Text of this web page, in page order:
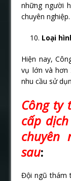
những người
chuyên nghiệp.
Loại
Hiện nay,
vụ lớn và hơn
nhu cầu sử
Công ty
cấp
chuyên
sau:
Đội ngũ thám